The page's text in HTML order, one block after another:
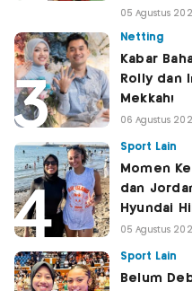
05 Agustus
Netting
Kabar
Rolly dan
Mekkah!
06 Agustus
Sport Lain
Momen
dan
Hyundai
05 Agustus
Sport Lain
Belum